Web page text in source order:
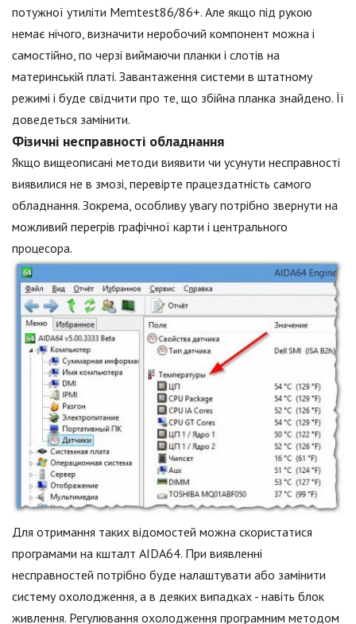
потужної утиліти Memtest86/86+. Але якщо під рукою
немає нічого, визначити неробочий компонент можна і
самостійно, по черзі виймаючи планки і слотів на
материнській платі. Завантаження системи в штатному
режимі і буде свідчити про те, що збійна планка знайдено. Її
доведеться замінити.
Фізичні несправності обладнання
Якщо вищеописані методи виявити чи усунути несправності
виявилися не в змозі, перевірте працездатність самого
обладнання. Зокрема, особливу увагу потрібно звернути на
можливий перегрів графічної карти і центрального
процесора.
Для отримання таких відомостей можна скористатися
програмами на кшталт AIDA64. При виявленні
несправностей потрібно буде налаштувати або замінити
систему охолодження, а в деяких випадках - навіть блок
живлення. Регулювання охолодження програмним методом